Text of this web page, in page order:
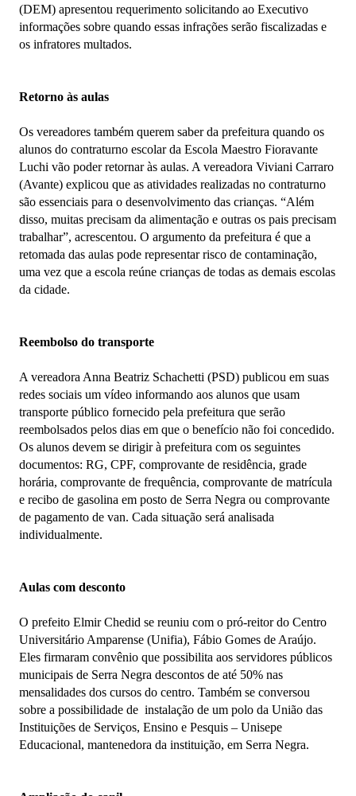
(DEM) apresentou requerimento solicitando ao Executivo
informações sobre quando essas infrações serão fiscalizadas e
os infratores multados.
Retorno às aulas
Os vereadores também querem saber da prefeitura quando os
alunos do contraturno escolar da Escola Maestro Fioravante
Luchi vão poder retornar às aulas. A vereadora Viviani Carraro
(Avante) explicou que as atividades realizadas no contraturno
são essenciais para o desenvolvimento das crianças. “Além
disso, muitas precisam da alimentação e outras os pais precisam
trabalhar”, acrescentou. O argumento da prefeitura é que a
retomada das aulas pode representar risco de contaminação,
uma vez que a escola reúne crianças de todas as demais escolas
da cidade.
Reembolso do transporte
A vereadora Anna Beatriz Schachetti (PSD) publicou em suas
redes sociais um vídeo informando aos alunos que usam
transporte público fornecido pela prefeitura que serão
reembolsados pelos dias em que o benefício não foi concedido.
Os alunos devem se dirigir à prefeitura com os seguintes
documentos: RG, CPF, comprovante de residência, grade
horária, comprovante de frequência, comprovante de matrícula
e recibo de gasolina em posto de Serra Negra ou comprovante
de pagamento de van. Cada situação será analisada
individualmente.
Aulas com desconto
O prefeito Elmir Chedid se reuniu com o pró-reitor do Centro
Universitário Amparense (Unifia), Fábio Gomes de Araújo.
Eles firmaram convênio que possibilita aos servidores públicos
municipais de Serra Negra descontos de até 50% nas
mensalidades dos cursos do centro. Também se conversou
sobre a possibilidade de instalação de um polo da União das
Instituições de Serviços, Ensino e Pesquis – Unisepe
Educacional, mantenedora da instituição, em Serra Negra.